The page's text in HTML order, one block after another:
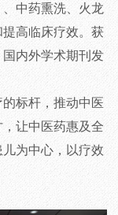
中药熏洗、火龙
高临床疗效。获
内外学术期刊发
标杆，推动中医
让中医药惠及全
为中心，以疗效